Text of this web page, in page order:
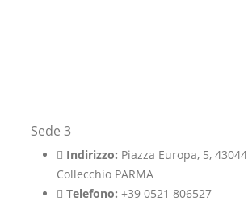
Sede 3
Indirizzo: Piazza Europa, 5, 43044
Collecchio PARMA
Telefono: +39 0521 806527